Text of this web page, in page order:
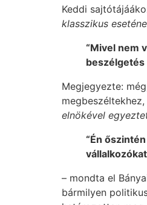
Keddi
klasszikus
“Mivel nem
beszélgetés
Megjegyezte:
megbeszéltekhez,
elnökével
“Én
– mondta el
bármilyen